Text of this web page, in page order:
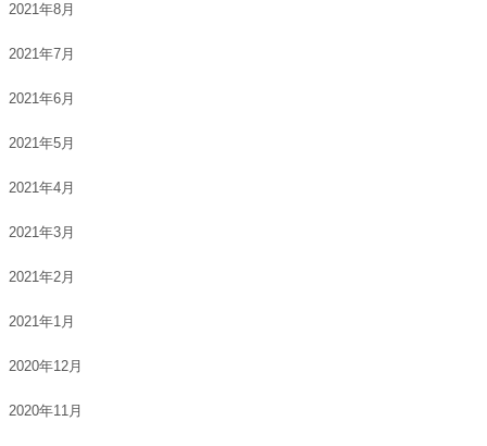
2021年8月
2021年7月
2021年6月
2021年5月
2021年4月
2021年3月
2021年2月
2021年1月
2020年12月
2020年11月